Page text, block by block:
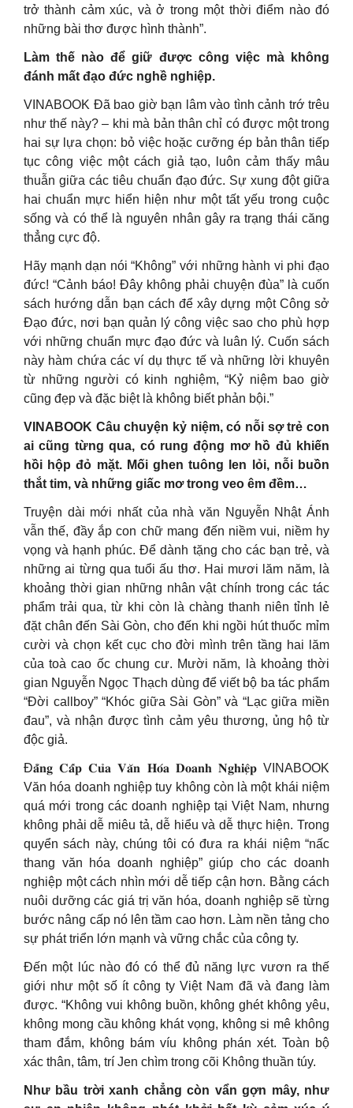
trở thành cảm xúc, và ở trong một thời điểm nào đó
những bài thơ được hình thành”.
Làm thế nào để giữ được công việc mà không
đánh mất đạo đức nghề nghiệp.
VINABOOK Đã bao giờ bạn lâm vào tình cảnh trớ trêu
như thế này? – khi mà bản thân chỉ có được một trong
hai sự lựa chọn: bỏ việc hoặc cưỡng ép bản thân tiếp
tục công việc một cách giả tạo, luôn cảm thấy mâu
thuẫn giữa các tiêu chuẩn đạo đức. Sự xung đột giữa
hai chuẩn mực hiển hiện như một tất yếu trong cuộc
sống và có thể là nguyên nhân gây ra trạng thái căng
thẳng cực độ.
Hãy mạnh dạn nói “Không” với những hành vi phi đạo
đức! “Cảnh báo! Đây không phải chuyện đùa” là cuốn
sách hướng dẫn bạn cách để xây dựng một Công sở
Đạo đức, nơi bạn quản lý công việc sao cho phù hợp
với những chuẩn mực đạo đức và luân lý. Cuốn sách
này hàm chứa các ví dụ thực tế và những lời khuyên
từ những người có kinh nghiệm, “Kỷ niệm bao giờ
cũng đẹp và đặc biệt là không biết phản bội.”
VINABOOK Câu chuyện kỷ niệm, có nỗi sợ trẻ con
ai cũng từng qua, có rung động mơ hồ đủ khiến
hồi hộp đỏ mặt. Mối ghen tuông len lỏi, nỗi buồn
thắt tim, và những giấc mơ trong veo êm đềm…
Truyện dài mới nhất của nhà văn Nguyễn Nhật Ánh
vẫn thế, đầy ắp con chữ mang đến niềm vui, niềm hy
vọng và hạnh phúc. Để dành tặng cho các bạn trẻ, và
những ai từng qua tuổi ấu thơ. Hai mươi lăm năm, là
khoảng thời gian những nhân vật chính trong các tác
phẩm trải qua, từ khi còn là chàng thanh niên tỉnh lẻ
đặt chân đến Sài Gòn, cho đến khi ngồi hút thuốc mỉm
cười và chọn kết cục cho đời mình trên tầng hai lăm
của toà cao ốc chung cư. Mười năm, là khoảng thời
gian Nguyễn Ngọc Thạch dùng để viết bộ ba tác phẩm
“Đời callboy” “Khóc giữa Sài Gòn” và “Lạc giữa miền
đau”, và nhận được tình cảm yêu thương, ủng hộ từ
độc giả.
Đ𝐚̆̉𝐧𝐠 𝐂𝐚̂́𝐩 𝐂𝐮̉𝐚 𝐕𝐚̆𝐧 𝐇𝐨́𝐚 𝐃𝐨𝐚𝐧𝐡 𝐍𝐠𝐡𝐢𝐞̣̂𝐩 VINABOOK
Văn hóa doanh nghiệp tuy không còn là một khái niệm
quá mới trong các doanh nghiệp tại Việt Nam, nhưng
không phải dễ miêu tả, dễ hiểu và dễ thực hiện. Trong
quyển sách này, chúng tôi có đưa ra khái niệm “nấc
thang văn hóa doanh nghiệp” giúp cho các doanh
nghiệp một cách nhìn mới dễ tiếp cận hơn. Bằng cách
nuôi dưỡng các giá trị văn hóa, doanh nghiệp sẽ từng
bước nâng cấp nó lên tầm cao hơn. Làm nền tảng cho
sự phát triển lớn mạnh và vững chắc của công ty.
Đến một lúc nào đó có thể đủ năng lực vươn ra thế
giới như một số ít công ty Việt Nam đã và đang làm
được. “Không vui không buồn, không ghét không yêu,
không mong cầu không khát vọng, không si mê không
tham đắm, không bám víu không phán xét. Toàn bộ
xác thân, tâm, trí Jen chìm trong cõi Không thuần túy.
Như bầu trời xanh chẳng còn vẩn gợn mây, như